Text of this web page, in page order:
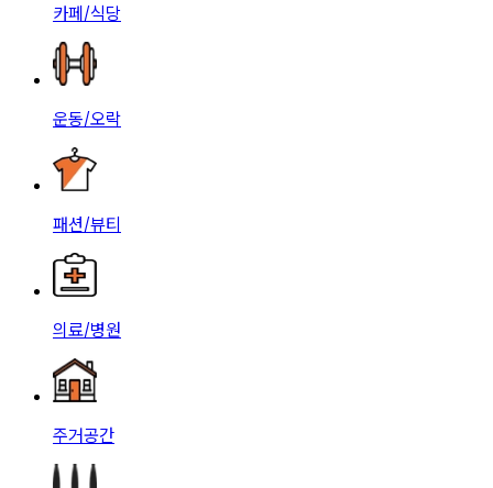
카페/식당
운동/오락
패션/뷰티
의료/병원
주거공간